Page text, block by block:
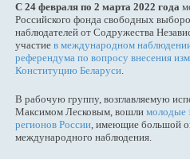
С 24 февраля по 2 марта 2022 года
Российского фонда свободных
наблюдателей от Содружества
участие в международном
референдума по вопросу внесения
Конституцию Беларуси.
В рабочую группу, возглавляемую
Максимом Лесковым, вошли молодые
регионов России, имеющие большой
международного наблюдения.